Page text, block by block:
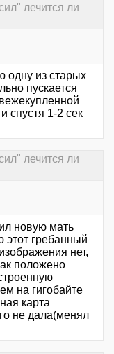
лечится ли
одну из старых
пускается
спустя 1-2 сек
лечится ли
новую мать
этот гребанный
нет,
положено
на гигобайте
карта
не дала(менял